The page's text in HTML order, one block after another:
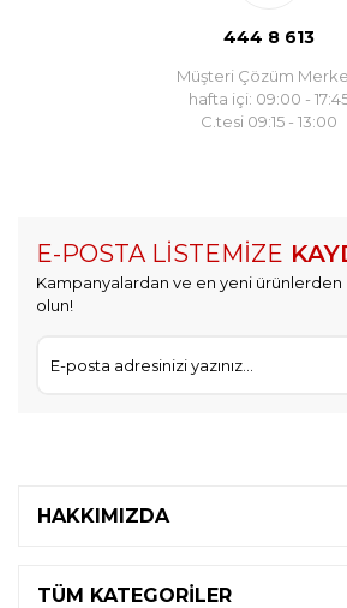
444 8 613
Müşteri Çözüm
hafta içi: 09:00 -
C.tesi 09:15 - 13:00
E-POSTA LİSTEMİZE
Kampanyalardan ve en yeni ürünlerden
olun!
HAKKIMIZDA
TÜM KATEGORİLER